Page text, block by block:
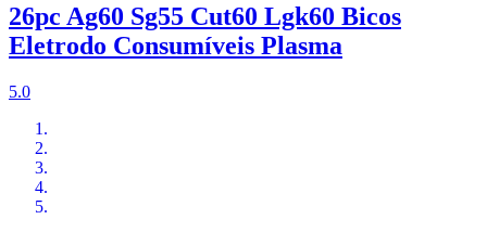
26pc Ag60 Sg55 Cut60 Lgk60 Bicos
Eletrodo Consumíveis Plasma
5.0